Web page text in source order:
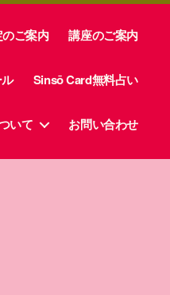
ご案内 講座のご案内
Sinsō Card無料占い
いて お問い合わせ